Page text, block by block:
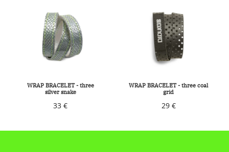
WRAP BRACELET - three
silver snake
33 €
WRAP BRACELET - three coal
grid
29 €